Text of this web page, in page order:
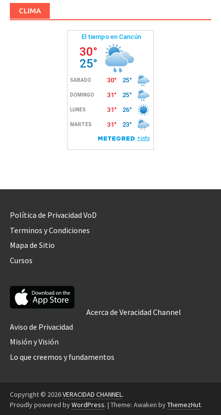
CLIMA
Política de Privacidad VoD
Terminos y Condiciones
Mapa de Sitio
Cursos
Acerca de Veracidad Channel
Aviso de Privacidad
Misión y Visión
Lo que creemos y fundamentos
Copyright © 2026VERACIDAD CHANNEL.
Proudly powered byWordPress. | Theme: Awaken byThemezHut.